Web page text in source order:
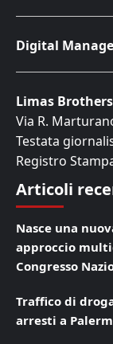
Digital
Limas Brothers
Via R.
Testata
Registro
Articoli
Nasce una
approccio
Congresso
Traffico di
arresti a